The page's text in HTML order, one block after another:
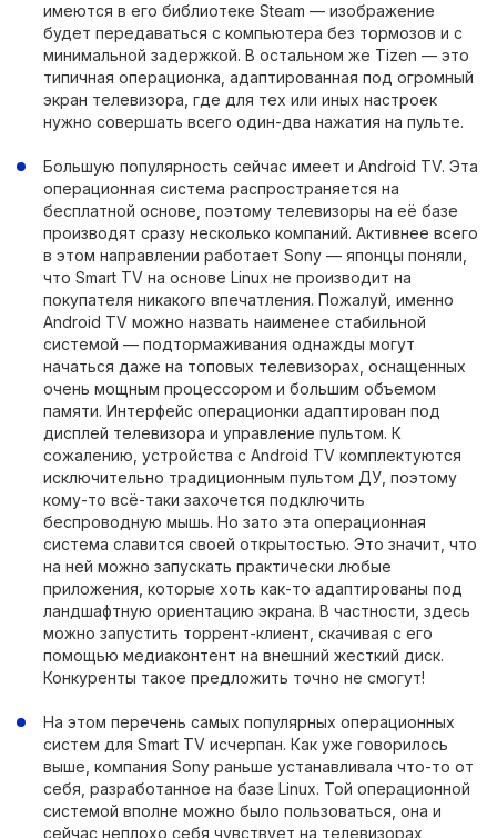
имеются в его библиотеке Steam — изображение
будет передаваться с компьютера без тормозов и с
минимальной задержкой. В остальном же Tizen — это
типичная операционка, адаптированная под огромный
экран телевизора, где для тех или иных настроек
нужно совершать всего один-два нажатия на пульте.
Большую популярность сейчас имеет и Android TV. Эта
операционная система распространяется на
бесплатной основе, поэтому телевизоры на её базе
производят сразу несколько компаний. Активнее всего
в этом направлении работает Sony — японцы поняли,
что Smart TV на основе Linux не производит на
покупателя никакого впечатления. Пожалуй, именно
Android TV можно назвать наименее стабильной
системой — подтормаживания однажды могут
начаться даже на топовых телевизорах, оснащенных
очень мощным процессором и большим объемом
памяти. Интерфейс операционки адаптирован под
дисплей телевизора и управление пультом. К
сожалению, устройства с Android TV комплектуются
исключительно традиционным пультом ДУ, поэтому
кому-то всё-таки захочется подключить
беспроводную мышь. Но зато эта операционная
система славится своей открытостью. Это значит, что
на ней можно запускать практически любые
приложения, которые хоть как-то адаптированы под
ландшафтную ориентацию экрана. В частности, здесь
можно запустить торрент-клиент, скачивая с его
помощью медиаконтент на внешний жесткий диск.
Конкуренты такое предложить точно не смогут!
На этом перечень самых популярных операционных
систем для Smart TV исчерпан. Как уже говорилось
выше, компания Sony раньше устанавливала что-то от
себя, разработанное на базе Linux. Той операционной
системой вполне можно было пользоваться, она и
сейчас неплохо себя чувствует на телевизорах